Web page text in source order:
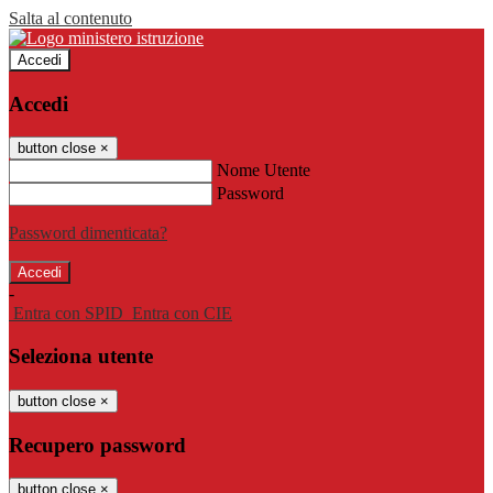
Salta al contenuto
Accedi
Accedi
button close ×
Nome Utente
Password
Password dimenticata?
-
Entra con SPID Entra con CIE
Seleziona utente
button close ×
Recupero password
button close ×